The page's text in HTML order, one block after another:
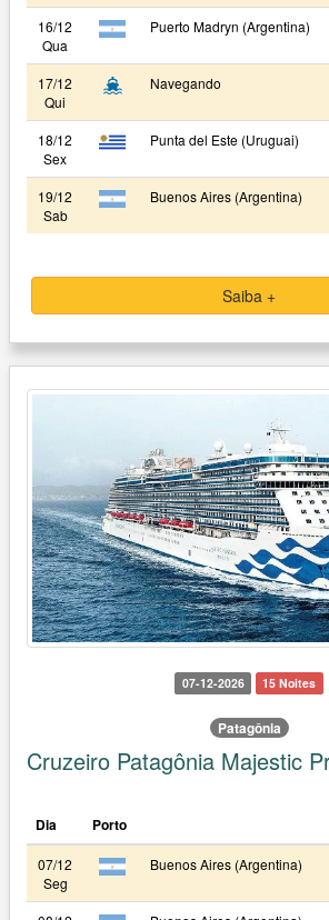
16/12
Qua
Puerto Madryn (Argentina)
17/12
Qui
Navegando
18/12
Sex
Punta del Este (Uruguai)
19/12
Sab
Buenos Aires (Argentina)
Saiba +
07-12-2026 15 Noites
Patagônia
Cruzeiro Patagônia Majestic
Dia Porto
07/12
Seg
Buenos Aires (Argentina)